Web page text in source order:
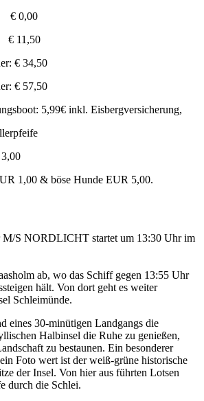
€ 0,00
11,50
€ 34,50
€ 57,50
5,99€ inkl. Eisbergversicherung,
1,00 & böse Hunde EUR 5,00.
M/S NORDLICHT startet um 13:30 Uhr im
ab, wo das Schiff gegen 13:55 Uhr
hält. Von dort geht es weiter
Schleimünde.
eines 30-minütigen Landgangs die
Halbinsel die Ruhe zu genießen,
zu bestaunen. Ein besonderer
Foto wert ist der weiß-grüne historische
der Insel. Von hier aus führten Lotsen
durch die Schlei.